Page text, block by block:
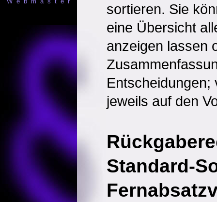
sortieren. Sie
eine Übersicht
anzeigen lassen
Entscheidungen;
jeweils auf den
Standard-